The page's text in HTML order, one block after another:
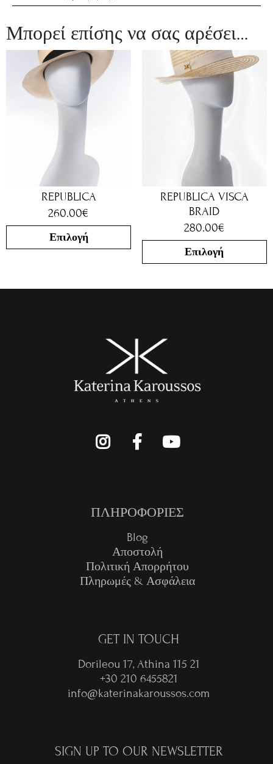
Μπορεί επίσης να σας αρέσει…
REPUBLICA
260.00€
Επιλογή
REPUBLICA VISCA
BRAID
280.00€
Επιλογή
ΠΛΗΡΟΦΟΡΙΕΣ
Blog
Αποστολή
Πολιτική Απορρήτου
Πληρωμές & Ασφάλεια
GET IN TOUCH
Dorileou 17, Athina 115 21
+30 210 6455821
info@katerinakaroussos.com
SIGN UP TO OUR NEWSLETTER